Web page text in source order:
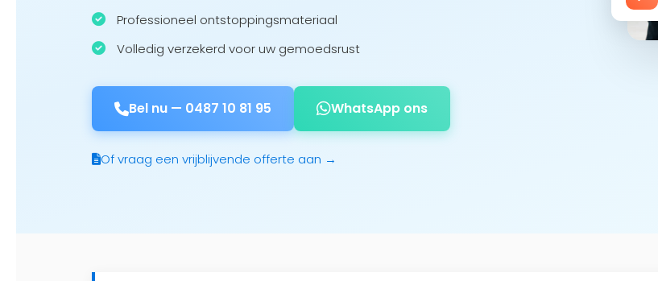
Professioneel ontstoppingsmateriaal
Volledig verzekerd voor uw gemoedsrust
Bel nu — 0487 10 81 95 WhatsApp ons
Of vraag een vrijblijvende offerte aan →